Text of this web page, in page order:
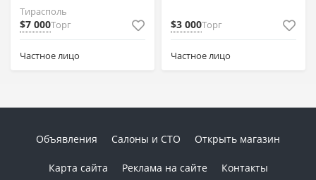
Тирасполь
$7 000Торг
Частное лицо
$3 000Торг
Частное лицо
Объявления Салоны и СТО Открыть магазин
Карта сайта Реклама на сайте Контакты